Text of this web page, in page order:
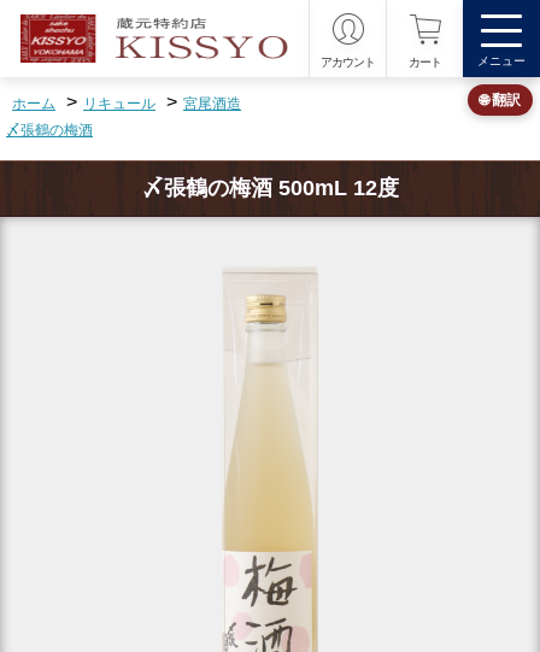
アカウント カート メニュー
ホーム > リキュール > 宮尾酒造
〆張鶴の梅酒
〆張鶴の梅酒 500mL 12度
🌐 翻訳